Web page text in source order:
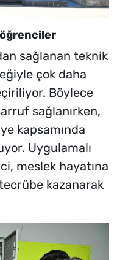
sağlanan teknik
çok daha
Böylece
sağlanırken,
kapsamında
Uygulamalı
meslek hayatına
kazanarak